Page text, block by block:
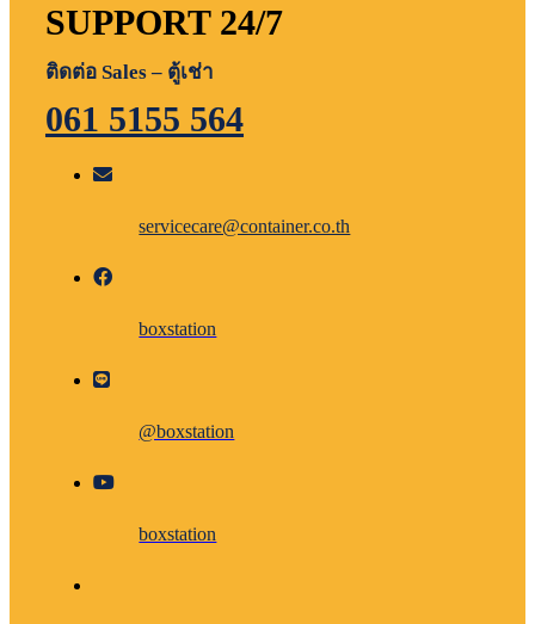
SUPPORT 24/7
ติดต่อ Sales – ตู้เช่า
061 5155 564
servicecare@container.co.th
boxstation
@boxstation
boxstation